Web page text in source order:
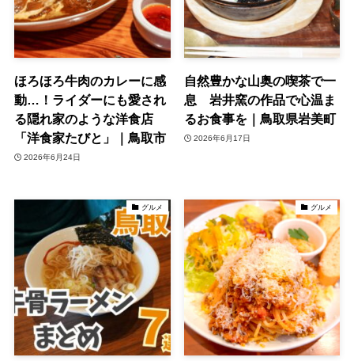
ほろほろ牛肉のカレーに感
動…！ライダーにも愛され
る隠れ家のような洋食店
「洋食家たびと」｜鳥取市
2026年6月24日
自然豊かな山奥の喫茶で一
息 岩井窯の作品で心温ま
るお食事を｜鳥取県岩美町
2026年6月17日
グルメ グルメ